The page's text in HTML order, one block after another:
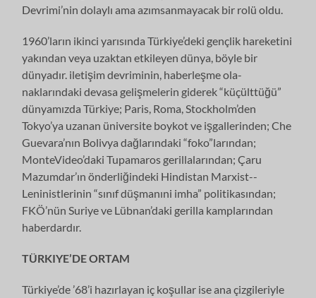
Devrimi’nin dolaylı ama azımsanmayacak bir rolü oldu.
1960’ların ikinci yarısında Türkiye’deki gençlik hareketini
yakından veya uzaktan etkileyen dünya, böyle bir
dünyadır. iletişim devriminin, haberleşme ola­
naklarındaki devasa gelişmelerin giderek “küçülttüğü”
dünyamızda Türkiye; Paris, Roma, Stockholm’den
Tokyo’ya uzanan üniversite boykot ve işgallerin­den; Che
Guevara’nın Bolivya dağlarındaki “foko”larından;
MonteVideo’daki Tupamaros gerillalarından; Çaru
Mazumdar’ın önderliğindeki Hindistan Marxist-­
Leninistlerinin “sınıf düşmanıni imha” politikasından;
FKÖ’nün Suriye ve Lüb­nan’daki gerilla kamplarından
haberdardır.
TÜRKIYE’DE ORTAM
Türkiye’de ’68’i hazırlayan iç koşullar ise ana çizgileriyle